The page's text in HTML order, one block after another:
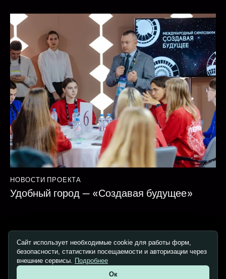
НОВОСТИ ПРОЕКТА
Удобный город — «Создавая будущее»
Copyright © 2026. All rights reserved.
Сайт использует необходимые cookie для работы форм,
безопасности, статистики посещаемости и авторизации через
внешние сервисы. Подробнее
Ок